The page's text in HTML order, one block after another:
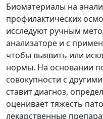
Биоматериалы на
профилактических
исследуют ручным
анализаторе и с
чтобы выявить или
нормы. На основании
совокупности с
ставит диагноз,
оценивает тяжесть
лекарственные